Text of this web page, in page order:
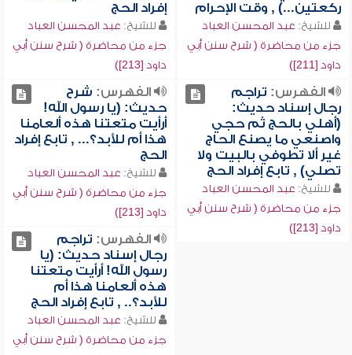
ركعتين...) , وقت الإحرام
للشيخ: عبد المحسن العباد
جزء من محاضرة ( شرح سنن أبي
داود [211])
إفراد الحج
للشيخ: عبد المحسن العباد
جزء من محاضرة ( شرح سنن أبي
داود [213])
الفهرس: تراجم
رجال إسناد حديث:
(أهلي بالحج ثم حجي
واصنعي ما يصنع الحاج
غير ألا تطوفي بالبيت ولا
تصلي) , تابع إفراد الحج
للشيخ: عبد المحسن العباد
جزء من محاضرة ( شرح سنن أبي
داود [213])
الفهرس: شرح
حديث: (يا رسول الله!
أرأيت متعتنا هذه ألعامنا
هذا أم للأبد؟... , تابع إفراد
الحج
للشيخ: عبد المحسن العباد
جزء من محاضرة ( شرح سنن أبي
داود [213])
الفهرس: تراجم
رجال إسناد حديث: (يا
رسول الله! أرأيت متعتنا
هذه ألعامنا هذا أم
للأبد؟.. , تابع إفراد الحج
للشيخ: عبد المحسن العباد
جزء من محاضرة ( شرح سنن أبي